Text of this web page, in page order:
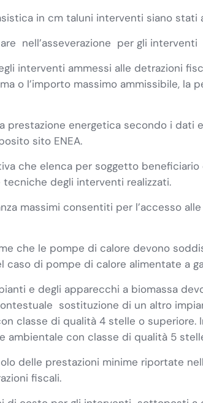
in cm taluni interventi siano
nell’asseverazione per gli
interventi ammessi alle detrazioni
o l’importo massimo ammissibile,
prestazione energetica secondo i dati
sito ENEA.
che elenca per soggetto
degli interventi realizzati.
massimi consentiti per l’accesso
che le pompe di calore devono
di pompe di calore alimentate a
e degli apparecchi a biomassa
sostituzione di un altro
classe di qualità 4 stelle o superiore.
ambientale con classe di qualità 5
delle prestazioni minime riportate
fiscali.